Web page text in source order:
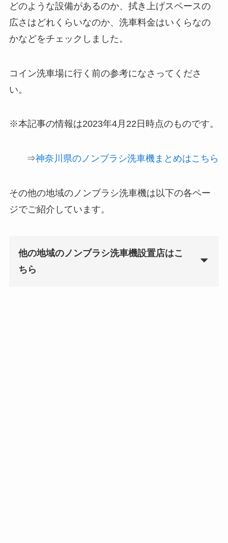
どのような設備があるのか、拭き上げスペースの
広さはどれくらいなのか、洗車料金はいくらなの
かなどをチェックしました。
コイン洗車場に行く前の参考になさってくださ
い。
※本記事の情報は2023年4月22日時点のものです。
⇒神奈川県のノンブラシ洗車機まとめはこちら
その他の地域のノンブラシ洗車機は以下の各ペー
ジでご紹介しています。
他の地域のノンブラシ洗車機設置店はこ
ちら